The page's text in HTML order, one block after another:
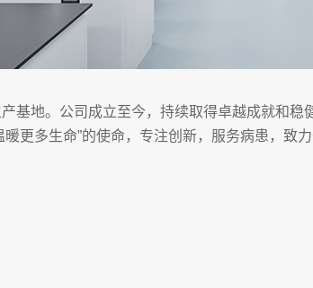
地。公司成立至今，持续取得卓越成就和稳
更多生命”的使命，专注创新，服务病患，致